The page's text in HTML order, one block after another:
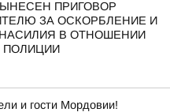
ПРИГОВОР
ЗА ОСКОРБЛЕНИЕ И
В ОТНОШЕНИИ
ПОЛИЦИИ
и гости Мордовии!